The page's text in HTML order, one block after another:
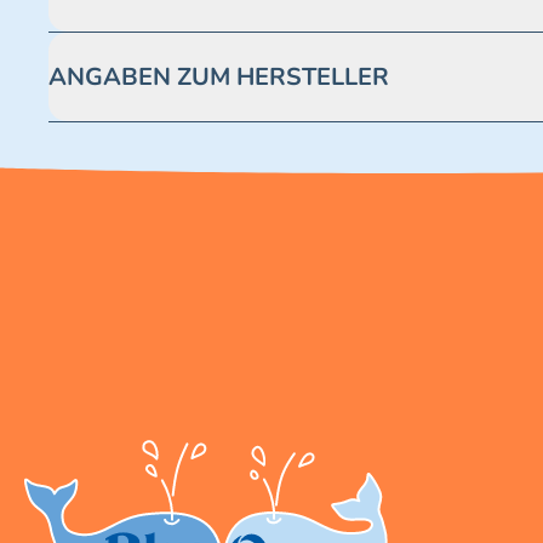
ANGABEN ZUM HERSTELLER